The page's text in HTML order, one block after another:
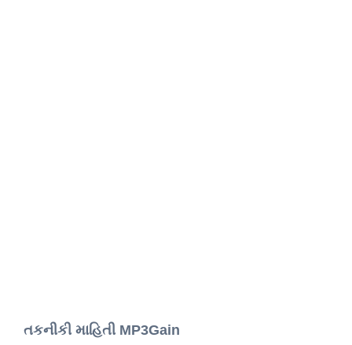
તકનીકી માહિતી MP3Gain